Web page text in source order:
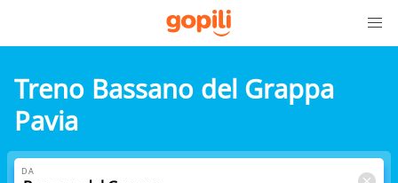
Treno Bassano del Grappa
Pavia
DA